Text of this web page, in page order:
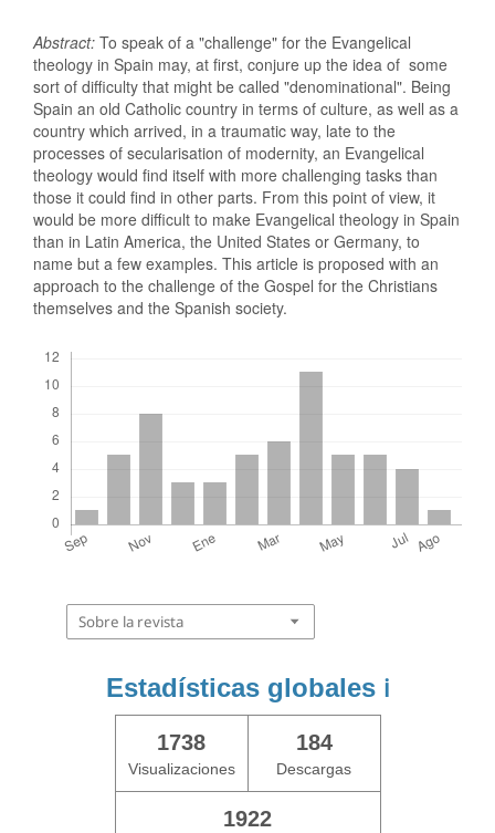
Abstract: To speak of a "challenge" for the Evangelical
theology in Spain may, at first, conjure up the idea of some
sort of difficulty that might be called "denominational". Being
Spain an old Catholic country in terms of culture, as well as a
country which arrived, in a traumatic way, late to the
processes of secularisation of modernity, an Evangelical
theology would find itself with more challenging tasks than
those it could find in other parts. From this point of view, it
would be more difficult to make Evangelical theology in Spain
than in Latin America, the United States or Germany, to
name but a few examples. This article is proposed with an
approach to the challenge of the Gospel for the Christians
themselves and the Spanish society.
Sobre la revista
Estadísticas globales ℹ️
1738
Visualizaciones
184
Descargas
1922